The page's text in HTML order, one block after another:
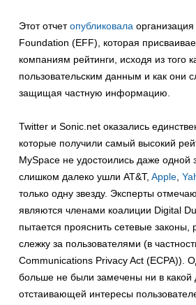
Этот отчетопубликовала
Foundation (EFF), которая
компаниям рейтинги, исходя из того
пользовательским данным и как они
защищая частную информацию.
Twitter и Sonic.net оказались
которые получили самый высокий
MySpace не удостоились даже одной
слишком далеко ушли AT&T, Apple
только одну звезду. Эксперты
являются членами коалиции Digital
пытается прояснить сетевые
слежку за пользователями (в
Communications Privacy Act (ECPA)).
больше не были замечены ни в какой
отстаивающей интересы